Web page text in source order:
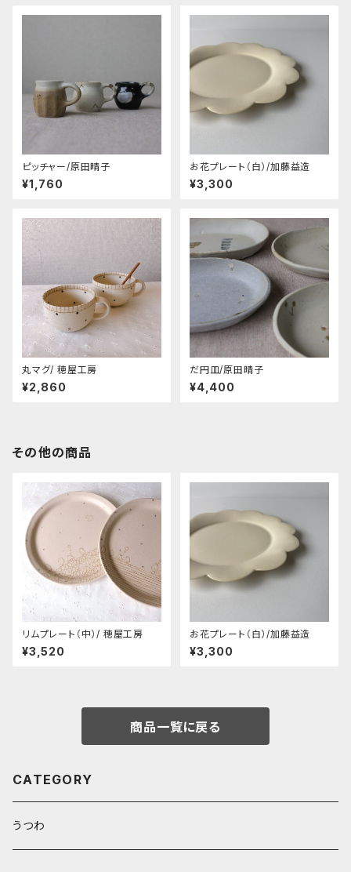
ピッチャー/原田晴子
¥1,760
お花プレート（白）/加藤益造
¥3,300
丸マグ/ 穂屋工房
¥2,860
だ円皿/原田晴子
¥4,400
その他の商品
リムプレート（中）/ 穂屋工房
¥3,520
お花プレート（白）/加藤益造
¥3,300
商品一覧に戻る
CATEGORY
うつわ